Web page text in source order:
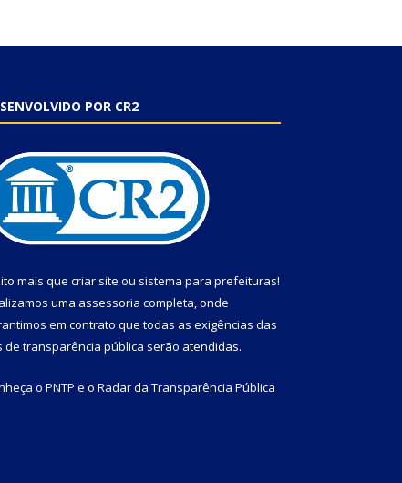
POR CR2
mais que criar site ou sistema para prefeituras!
uma assessoria completa, onde
em contrato que todas as exigências das
de transparência pública serão atendidas.
o PNTP e o Radar da Transparência Pública